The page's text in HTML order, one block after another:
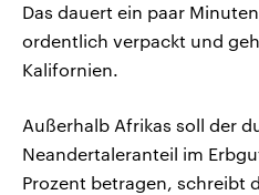
Das dauert ein paar
ordentlich verpackt und
Kalifornien.
Außerhalb Afrikas soll der
Neandertaleranteil im
Prozent betragen, schreibt